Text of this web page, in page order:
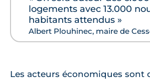
logements avec 13.000
habitants attendus »
Albert Plouhinec, maire de
Les acteurs économiques sont